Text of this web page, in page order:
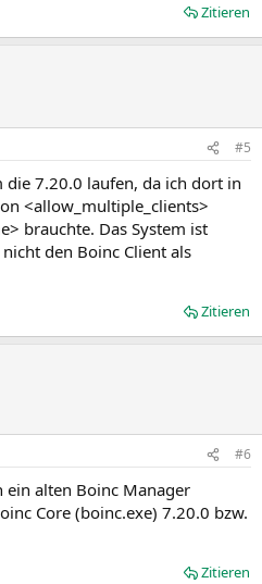
Zitieren
#5
die 7.20.0 laufen, da ich dort in
<allow_multiple_clients>
brauchte. Das System ist
den Boinc Client als
Zitieren
#6
ein alten Boinc Manager
Core (boinc.exe) 7.20.0 bzw.
Zitieren